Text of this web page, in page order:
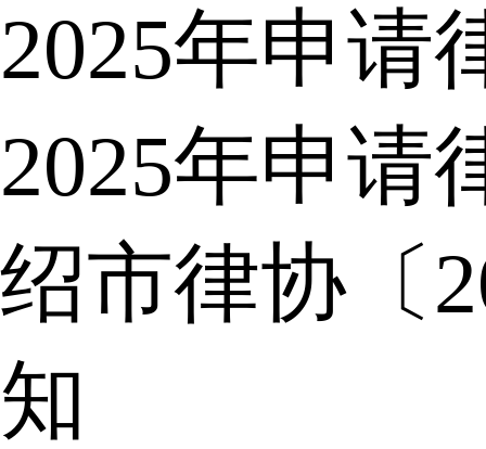
2025年申请
2025年申请
绍市律协〔
知